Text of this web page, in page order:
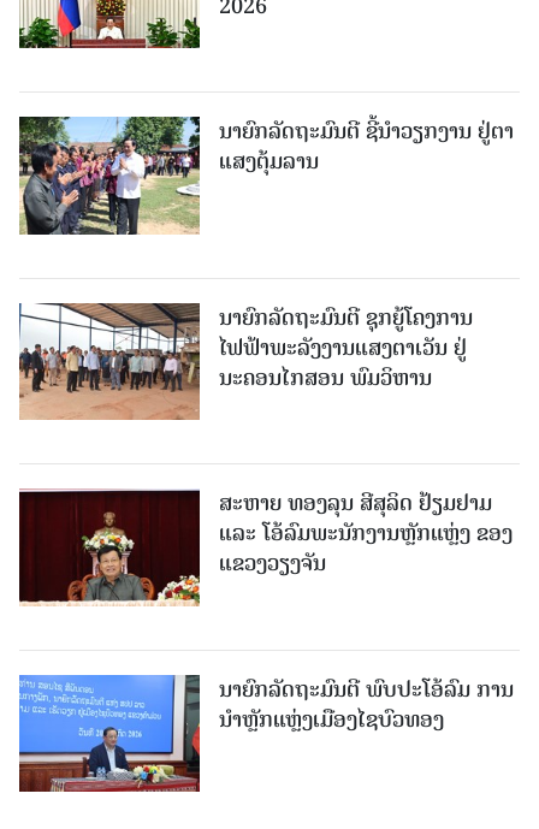
ນາຍົກລັດຖະມົນຕີ ຊີ້ນຳວຽກງານ ຢູ່ຕາ
ແສງຕຸ້ມລານ
ນາຍົກລັດຖະມົນຕີ ຊຸກຍູ້ໂຄງການ
ໄຟຟ້າພະລັງງານແສງຕາເວັນ ຢູ່
ນະຄອນໄກສອນ ພົມວິຫານ
ສະຫາຍ ທອງລຸນ ສີສຸລິດ ຢ້ຽມຢາມ
ແລະ ໂອ້ລົມພະນັກງານຫຼັກແຫຼ່ງ ຂອງ
ແຂວງວຽງຈັນ
ນາຍົກລັດຖະມົນຕີ ພົບປະໂອ້ລົມ ການ
ນຳຫຼັກແຫຼ່ງເມືອງໄຊບົວທອງ